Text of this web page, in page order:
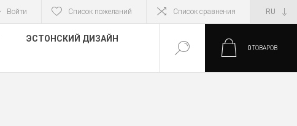
Войти Список пожеланий Список сравнения
ЭСТОНСКИЙ ДИЗАЙН
0ТОВАРОВ